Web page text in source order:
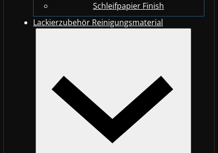
Schleifpapier Finish
Lackierzubehör Reinigungsmaterial